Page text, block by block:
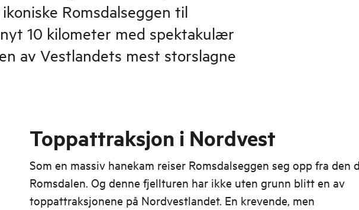
Romsdalseggen til
10 kilometer med spektakulær
av Vestlandets mest storslagne
Toppattraksjon i Nordvest
Som en massiv hanekam reiser Romsdalseggen seg opp fra den
Romsdalen. Og denne fjellturen har ikke uten grunn blitt en av
toppattraksjonene på Nordvestlandet. En krevende, men